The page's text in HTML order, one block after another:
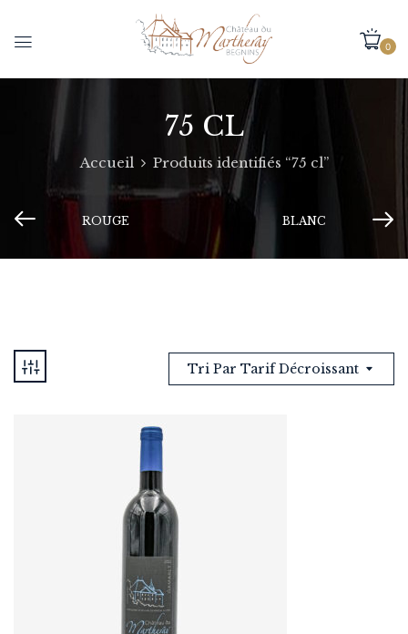
0
75 CL
Accueil Produits identifiés “75 cl”
ROUGE BLANC
Tri Par Tarif Décroissant